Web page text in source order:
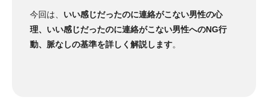
今回は、 いい感じだったのに連絡がこない男性の心
理、いい感じだったのに連絡がこない男性へのNG行
動、脈なしの基準を詳しく解説します。